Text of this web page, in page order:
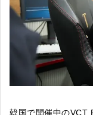
韓国で開催中のVCT